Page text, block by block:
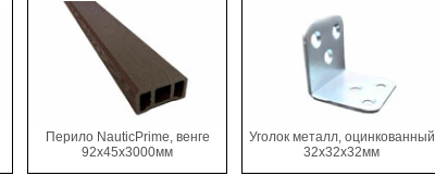
Перило NauticPrime, венге
92х45х3000мм
Уголок металл, оцинкованный
32х32х32мм